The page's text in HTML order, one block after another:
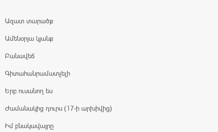
Ազատ տարածք
Ամենօրյա կյանք
Բանավեճ
Գիտահանրամատչելի
Երբ ուսանող ես
Ժամանակից դուրս (17-ի արխիվից)
Իմ բնակավայրը